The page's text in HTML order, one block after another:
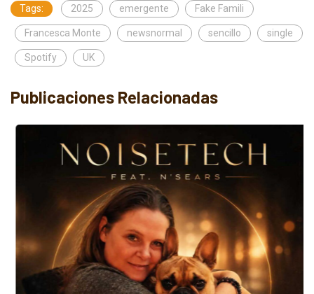
Tags: 2025 emergente Fake Famili
Francesca Monte newsnormal sencillo single
Spotify UK
Publicaciones Relacionadas